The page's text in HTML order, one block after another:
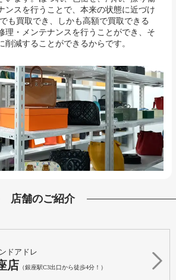
ンスを行うことで、本来の状態に近づけ
も買取でき、しかも高額で買取できる
理・メンテナンスを行うことができ、そ
削減することができるからです。
店舗のご紹介
ドアドレ
店 （銀座駅C3出口から徒歩4分！）